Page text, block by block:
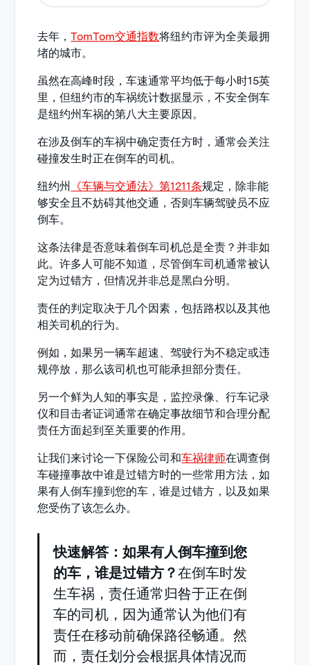
去年，TomTom交通指数将纽约市评为全美最拥
堵的城市。
虽然在高峰时段，车速通常平均低于每小时15英
里，但纽约市的车祸统计数据显示，不安全倒车
是纽约州车祸的第八大主要原因。
在涉及倒车的车祸中确定责任方时，通常会关注
碰撞发生时正在倒车的司机。
纽约州 《车辆与交通法》第1211条规定，除非能
够安全且不妨碍其他交通，否则车辆驾驶员不应
倒车。
这条法律是否意味着倒车司机总是全责？并非如
此。许多人可能不知道，尽管倒车司机通常被认
定为过错方，但情况并非总是黑白分明。
责任的判定取决于几个因素，包括路权以及其他
相关司机的行为。
例如，如果另一辆车超速、驾驶行为不稳定或违
规停放，那么该司机也可能承担部分责任。
另一个鲜为人知的事实是，监控录像、行车记录
仪和目击者证词通常在确定事故细节和合理分配
责任方面起到至关重要的作用。
让我们来讨论一下保险公司和车祸律师在调查倒
车碰撞事故中谁是过错方时的一些常用方法，如
果有人倒车撞到您的车，谁是过错方，以及如果
您受伤了该怎么办。
快速解答：如果有人倒车撞到您
的车，谁是过错方？在倒车时发
生车祸，责任通常归咎于正在倒
车的司机，因为通常认为他们有
责任在移动前确保路径畅通。然
而，责任划分会根据具体情况而